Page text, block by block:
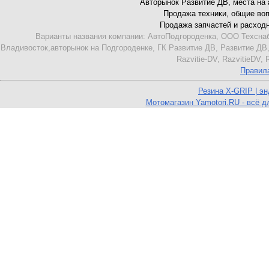
Авторынок Развитие ДВ, места на
Продажа техники, общие
Продажа запчастей и
Варианты названия компании: АвтоПодгороденка, ООО
Владивосток,авторынок на Подгороденке, ГК Развитие ДВ,
Razvitie-DV, RazvitieDV,
Резина X-GRIP |
Мотомагазин Yamotori.RU - всё